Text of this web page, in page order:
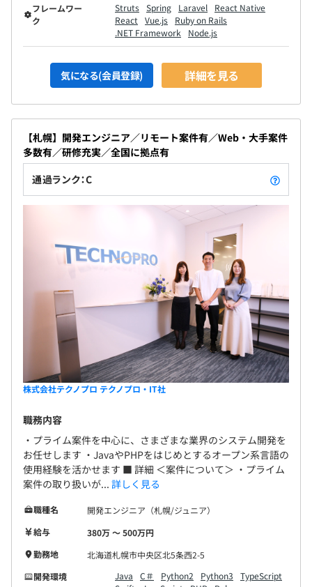
フレームワー
ク
Struts Spring Laravel
React Native
React
Vue.js
Ruby on Rails
.NET Framework
Node.js
気になる(会員登録) 詳細を見る
【札幌】開発エンジニア／リモート案件有／Web・大手案件
多数有／研修充実／全国に拠点有
通過ランク：C
株式会社テクノプロ テクノプロ・IT社
職務内容
・プライム案件を中心に、さまざまな業界のシステム開発を
お任せします ・JavaやPHPをはじめとするオープン系言語の
使用経験を活かせます ■ 詳細 ＜案件について＞ ・プライム
案件の取り扱いが... 詳しく見る
職種名
開発エンジニア（札幌/ジュニア）
給与
380万 〜 500万円
勤務地
北海道札幌市中央区北5条西2-5
開発環境
Java C＃ Python2 Python3
TypeScript